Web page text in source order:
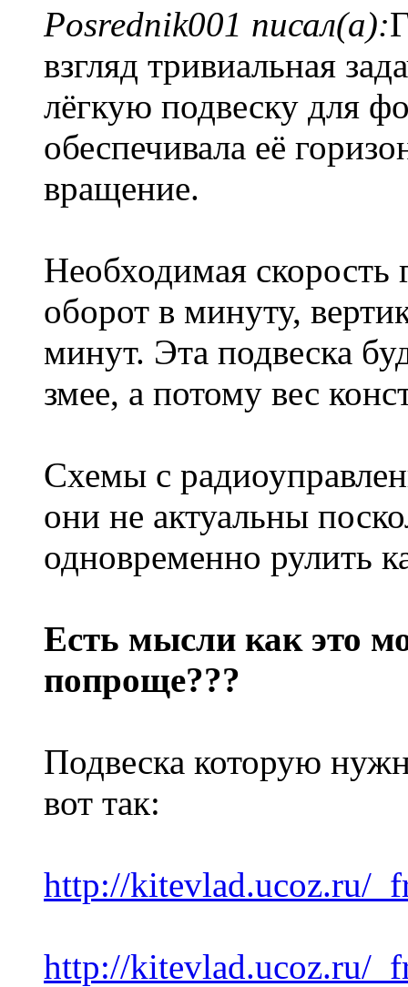
Posrednik001 писал(а):
взгляд тривиальная
лёгкую подвеску для
обеспечивала её
вращение.
Необходимая скорость
оборот в минуту,
минут. Эта подвеска
змее, а потому вес
Схемы с
они не актуальны
одновременно рулить
Есть мысли как это
попроще???
Подвеска которую
вот так:
http://kitevlad.ucoz.ru/
http://kitevlad.ucoz.ru/